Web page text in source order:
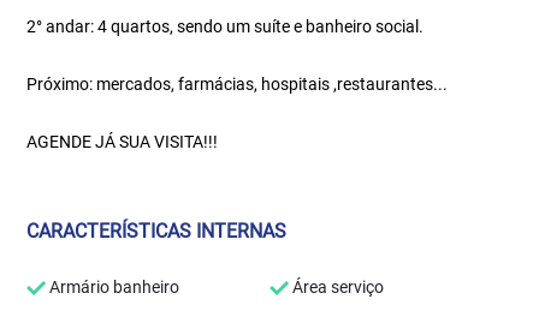
2° andar: 4 quartos, sendo um suíte e banheiro social.
Próximo: mercados, farmácias, hospitais ,restaurantes...
AGENDE JÁ SUA VISITA!!!
CARACTERÍSTICAS INTERNAS
Armário banheiro Área serviço